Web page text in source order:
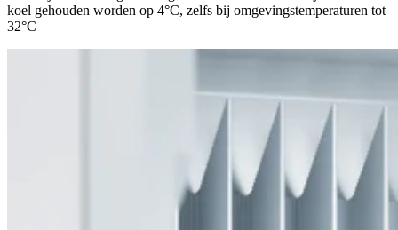
koel gehouden worden op 4°C, zelfs bij omgevingstemperaturen tot
32°C